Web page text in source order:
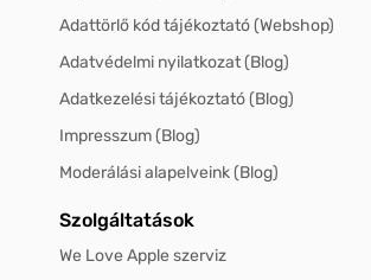
Adattörlő kód tájékoztató (Webshop)
Adatvédelmi nyilatkozat (Blog)
Adatkezelési tájékoztató (Blog)
Impresszum (Blog)
Moderálási alapelveink (Blog)
Szolgáltatások
We Love Apple szerviz